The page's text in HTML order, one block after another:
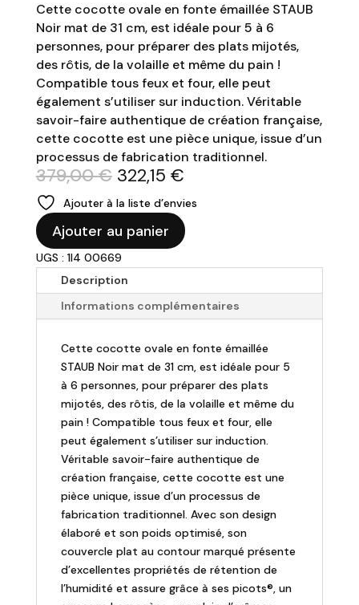
Cette cocotte ovale en fonte émaillée STAUB
Noir mat de 31 cm, est idéale pour 5 à 6
personnes, pour préparer des plats mijotés,
des rôtis, de la volaille et même du pain !
Compatible tous feux et four, elle peut
également s’utiliser sur induction. Véritable
savoir-faire authentique de création française,
cette cocotte est une pièce unique, issue d’un
processus de fabrication traditionnel.
379,00€ Le
prix
initial
était :
379,00 €.
322,15 €Le
prix
actuel
est :
Ajouter à la liste d’envies
quantité
de
STAUB
Cocotte
fonte
ovale
noire
Ajouter au panier
UGS : 1I4 00669
Description
Informations complémentaires
Cette cocotte ovale en fonte émaillée
STAUB Noir mat de 31 cm, est idéale pour 5
à 6 personnes, pour préparer des plats
mijotés, des rôtis, de la volaille et même du
pain ! Compatible tous feux et four, elle
peut également s’utiliser sur induction.
Véritable savoir-faire authentique de
création française, cette cocotte est une
pièce unique, issue d’un processus de
fabrication traditionnel. Avec son design
élaboré et son poids optimisé, son
couvercle plat au contour marqué présente
d’excellentes propriétés de rétention de
l’humidité et assure grâce à ses picots®, un